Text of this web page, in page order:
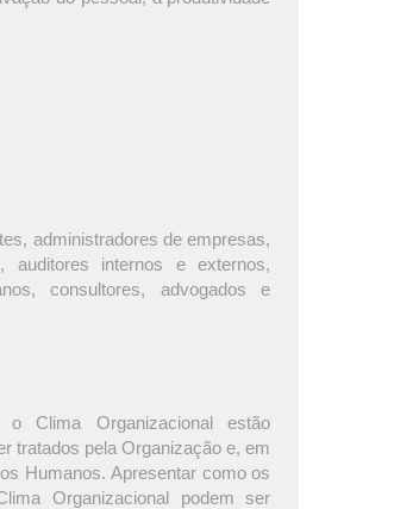
administradores de empresas,
auditores internos e externos,
consultores, advogados e
Clima Organizacional estão
tratados pela Organização e, em
Humanos. Apresentar como os
Organizacional podem ser